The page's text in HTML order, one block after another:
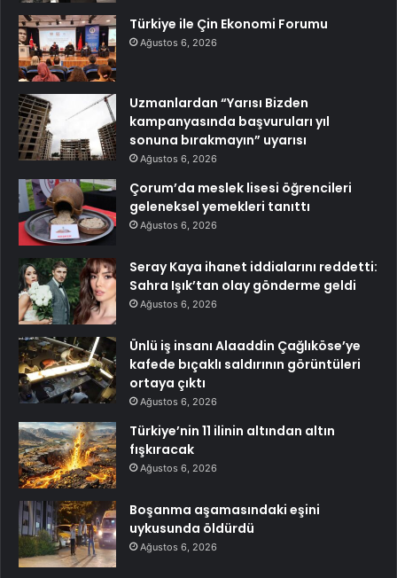
Türkiye ile Çin Ekonomi Forumu
Ağustos 6, 2026
Uzmanlardan “Yarısı Bizden
kampanyasında başvuruları yıl
sonuna bırakmayın” uyarısı
Ağustos 6, 2026
Çorum’da meslek lisesi öğrencileri
geleneksel yemekleri tanıttı
Ağustos 6, 2026
Seray Kaya ihanet iddialarını reddetti:
Sahra Işık’tan olay gönderme geldi
Ağustos 6, 2026
Ünlü iş insanı Alaaddin Çağlıköse’ye
kafede bıçaklı saldırının görüntüleri
ortaya çıktı
Ağustos 6, 2026
Türkiye’nin 11 ilinin altından altın
fışkıracak
Ağustos 6, 2026
Boşanma aşamasındaki eşini
uykusunda öldürdü
Ağustos 6, 2026